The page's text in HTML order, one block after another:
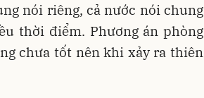
nói riêng, cả nước nói chung
thời điểm. Phương án phòng
chưa tốt nên khi xảy ra thiên